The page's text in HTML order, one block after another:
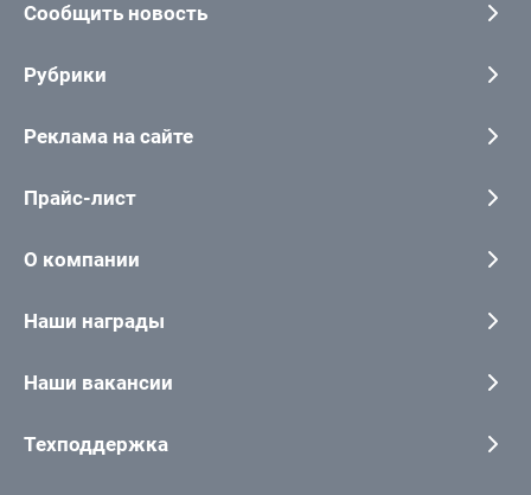
Сообщить новость
Рубрики
Реклама на сайте
Прайс-лист
О компании
Наши награды
Наши вакансии
Техподдержка